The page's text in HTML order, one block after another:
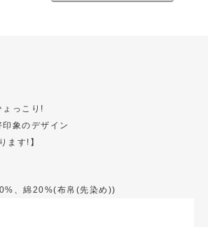
ょっこり!
象のデザイン
ます!】
、綿20%(布帛(先染め))